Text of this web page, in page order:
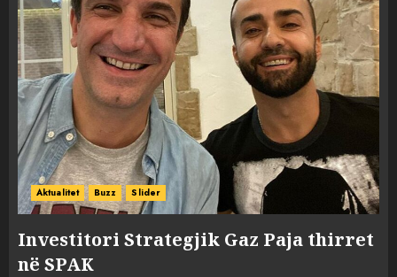
Aktualitet Buzz Slider
Investitori Strategjik Gaz Paja thirret
në SPAK